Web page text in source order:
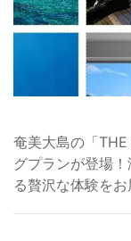
奄美大島の「
グプランが登場
る贅沢な体験をお